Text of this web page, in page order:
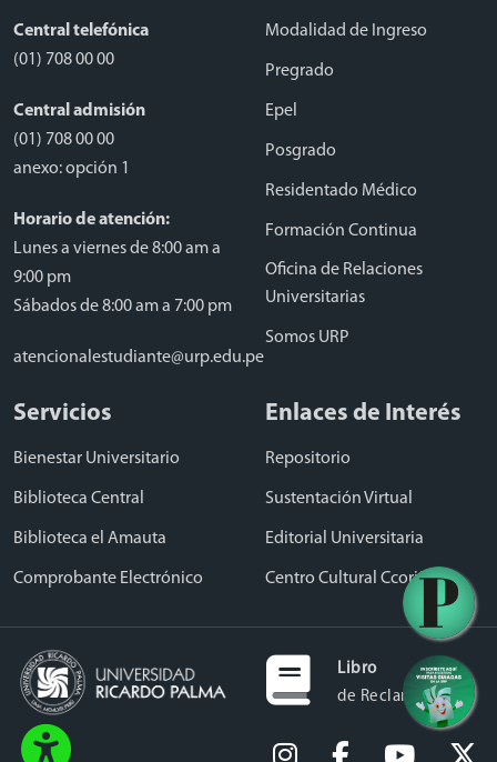
Central telefónica
(01) 708 00 00
Central admisión
(01) 708 00 00
anexo: opción 1
Horario de atención:
Lunes a viernes de 8:00 am a
9:00 pm
Sábados de 8:00 am a 7:00 pm
atencionalestudiante@urp.edu.pe
Modalidad de Ingreso
Pregrado
Epel
Posgrado
Residentado Médico
Formación Continua
Oficina de Relaciones
Universitarias
Somos URP
Servicios
Bienestar Universitario
Biblioteca Central
Biblioteca el Amauta
Comprobante Electrónico
Enlaces de Interés
Repositorio
Sustentación Virtual
Editorial Universitaria
Centro Cultural Ccori Wasi
Libro
de Reclamaciones